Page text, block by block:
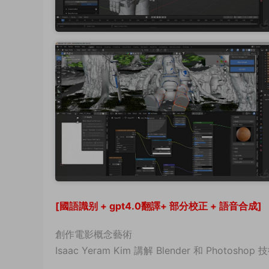
[國語識别 + gpt4.0翻譯+ 部分校正 + 語音合成]
創作電影概念藝術
Isaac Yeram Kim 講解 Blender 和 Photoshop